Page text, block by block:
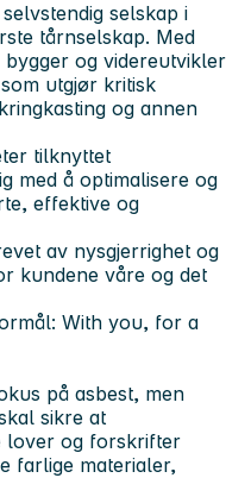
selskap i
tårnselskap. Med
og videreutvikler
som utgjør kritisk
og annen
tilknyttet
med å optimalisere og
effektive og
av nysgjerrighet og
kundene våre og det
With you, for a
på asbest, men
sikre at
lover og forskrifter
farlige materialer,